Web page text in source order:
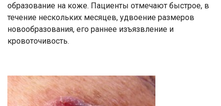
образование на коже. Пациенты отмечают быстрое, в
течение нескольких месяцев, удвоение размеров
новообразования, его раннее изъязвление и
кровоточивость.